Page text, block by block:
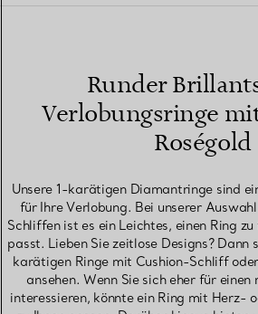
Runder
Verlobungsringe
Roségold
Unsere 1-karätigen Diamantringe sind
für Ihre Verlobung. Bei unserer
Schliffen ist es ein Leichtes, einen Ring
passt. Lieben Sie zeitlose Designs? Dann
karätigen Ringe mit Cushion-Schliff
ansehen. Wenn Sie sich eher für
interessieren, könnte ein Ring mit Herz-